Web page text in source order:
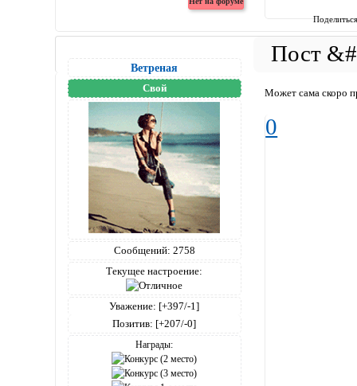
Вeтреная
Свой
Сообщений: 2758
Текущее настроение:
Уважение: [+397/-1]
Позитив: [+207/-0]
Награды:
Может сама скоро
0